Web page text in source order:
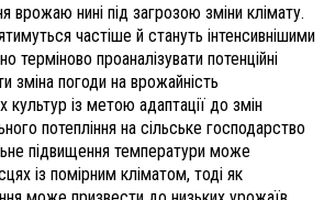
нині під загрозою зміни клімату.
частіше й стануть інтенсивнішими
терміново проаналізувати потенційні
зміна погоди на врожайність
культур із метою адаптації до змін
потепління на сільське господарство
підвищення температури може
із помірним кліматом, тоді як